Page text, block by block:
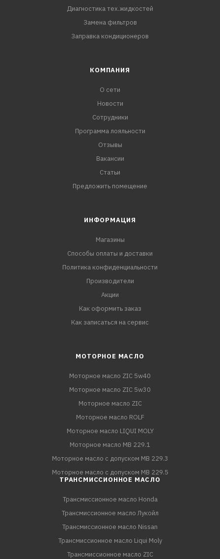
Диагностика тех.жидкостей
Замена фильтров
Заправка кондиционеров
КОМПАНИЯ
О сети
Новости
Сотрудники
Программа лояльности
Отзывы
Вакансии
Статьи
Предложить помещение
ИНФОРМАЦИЯ
Магазины
Способы оплаты и доставки
Политика конфиденциальности
Производители
Акции
Как оформить заказ
Как записаться на сервис
МОТОРНОЕ МАСЛО
Моторное масло ZIC 5w40
Моторное масло ZIC 5w30
Моторное масло ZIC
Моторное масло ROLF
Моторное масло LIQUI MOLY
Моторное масло MB 229.1
Моторное масло с допуском MB 229.3
Моторное масло с допуском MB 229.5
ТРАНСМИССИОННОЕ МАСЛО
Трансмиссионное масло Honda
Трансмиссионное масло Лукойл
Трансмиссионное масло Nissan
Трансмиссионное масло Liqui Moly
Трансмиссионное масло ZIC